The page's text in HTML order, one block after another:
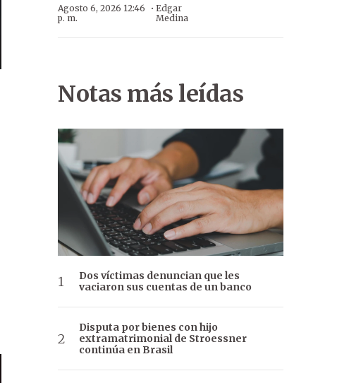
Agosto 6, 2026 12:46
p. m.
· Edgar
Medina
Notas más leídas
Dos víctimas denuncian que les
vaciaron sus cuentas de un banco
Disputa por bienes con hijo
extramatrimonial de Stroessner
continúa en Brasil